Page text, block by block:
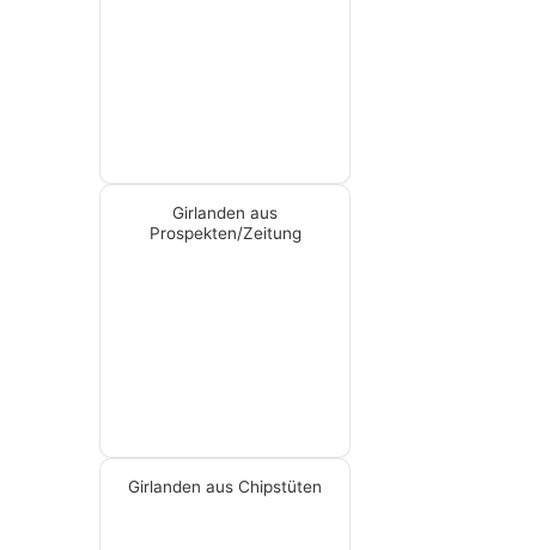
Girlanden aus
Prospekten/Zeitung
Girlanden aus Chipstüten